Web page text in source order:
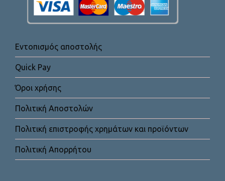
Εντοπισμός αποστολής
Quick Pay
Όροι χρήσης
Πολιτική Αποστολών
Πολιτική επιστροφής χρημάτων και προϊόντων
Πολιτική Απορρήτου